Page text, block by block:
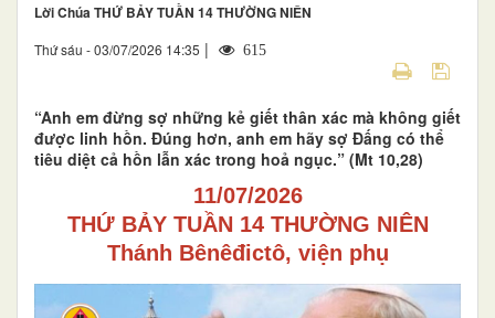
Lời Chúa THỨ BẢY TUẦN 14 THƯỜNG NIÊN
Thứ sáu - 03/07/2026 14:35 | 615
“Anh em đừng sợ những kẻ giết thân xác mà không giết
được linh hồn. Đúng hơn, anh em hãy sợ Đấng có thể
tiêu diệt cả hồn lẫn xác trong hoả ngục.” (Mt 10,28)
11/07/2026
THỨ BẢY TUẦN 14 THƯỜNG NIÊN
Thánh Bênêđictô, viện phụ